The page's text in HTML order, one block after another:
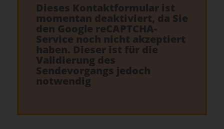
Dieses Kontaktformular ist
momentan deaktiviert, da Sie
den Google reCAPTCHA-
Service noch nicht akzeptiert
haben. Dieser ist für die
Validierung des
Sendevorgangs jedoch
notwendig